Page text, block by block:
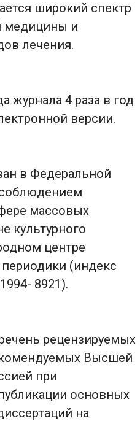
широкий спектр
медицины и
лечения.
журнала 4 раза в год
версии.
в Федеральной
массовых
культурного
центре
(индекс
8921).
рецензируемых
Высшей
при
основных
на